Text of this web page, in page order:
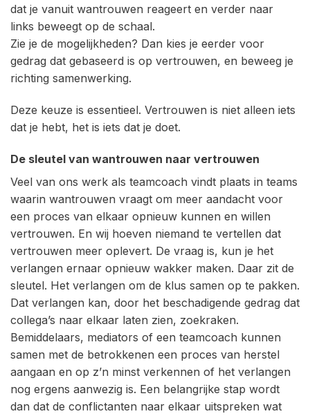
dat je vanuit wantrouwen reageert en verder naar
links beweegt op de schaal.
Zie je de mogelijkheden? Dan kies je eerder voor
gedrag dat gebaseerd is op vertrouwen, en beweeg je
richting samenwerking.
Deze keuze is essentieel. Vertrouwen is niet alleen iets
dat je hebt, het is iets dat je doet.
De sleutel van wantrouwen naar vertrouwen
Veel van ons werk als teamcoach vindt plaats in teams
waarin wantrouwen vraagt om meer aandacht voor
een proces van elkaar opnieuw kunnen en willen
vertrouwen. En wij hoeven niemand te vertellen dat
vertrouwen meer oplevert. De vraag is, kun je het
verlangen ernaar opnieuw wakker maken. Daar zit de
sleutel. Het verlangen om de klus samen op te pakken.
Dat verlangen kan, door het beschadigende gedrag dat
collega’s naar elkaar laten zien, zoekraken.
Bemiddelaars, mediators of een teamcoach kunnen
samen met de betrokkenen een proces van herstel
aangaan en op z’n minst verkennen of het verlangen
nog ergens aanwezig is. Een belangrijke stap wordt
dan dat de conflictanten naar elkaar uitspreken wat